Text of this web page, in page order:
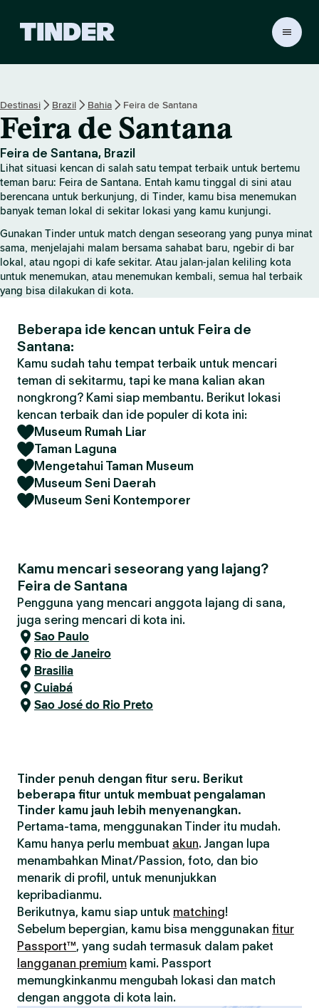
d
a
T
i
n
d
e
r
Destinasi Brazil Bahia Feira de Santana
Feira de Santana
Feira de Santana, Brazil
Lihat situasi kencan di salah satu tempat terbaik untuk bertemu
teman baru: Feira de Santana. Entah kamu tinggal di sini atau
berencana untuk berkunjung, di Tinder, kamu bisa menemukan
banyak teman lokal di sekitar lokasi yang kamu kunjungi.
Gunakan Tinder untuk match dengan seseorang yang punya minat
sama, menjelajahi malam bersama sahabat baru, ngebir di bar
lokal, atau ngopi di kafe sekitar. Atau jalan-jalan keliling kota
untuk menemukan, atau menemukan kembali, semua hal terbaik
yang bisa dilakukan di kota.
Beberapa ide kencan untuk Feira de
Santana:
Kamu sudah tahu tempat terbaik untuk mencari
teman di sekitarmu, tapi ke mana kalian akan
nongkrong? Kami siap membantu. Berikut lokasi
kencan terbaik dan ide populer di kota ini:
Museum Rumah Liar
Taman Laguna
Mengetahui Taman Museum
Museum Seni Daerah
Museum Seni Kontemporer
Kamu mencari seseorang yang lajang?
Feira de Santana
Pengguna yang mencari anggota lajang di sana,
juga sering mencari di kota ini.
Sao Paulo
Rio de Janeiro
Brasilia
Cuiabá
Sao José do Rio Preto
Tinder penuh dengan fitur seru. Berikut
beberapa fitur untuk membuat pengalaman
Tinder kamu jauh lebih menyenangkan.
Pertama-tama, menggunakan Tinder itu mudah.
Kamu hanya perlu membuat akun. Jangan lupa
menambahkan Minat/Passion, foto, dan bio
menarik di profil, untuk menunjukkan
kepribadianmu.
Berikutnya, kamu siap untuk matching!
Sebelum bepergian, kamu bisa menggunakan fitur
Passport™, yang sudah termasuk dalam paket
langganan premium kami. Passport
memungkinkanmu mengubah lokasi dan match
dengan anggota di kota lain.